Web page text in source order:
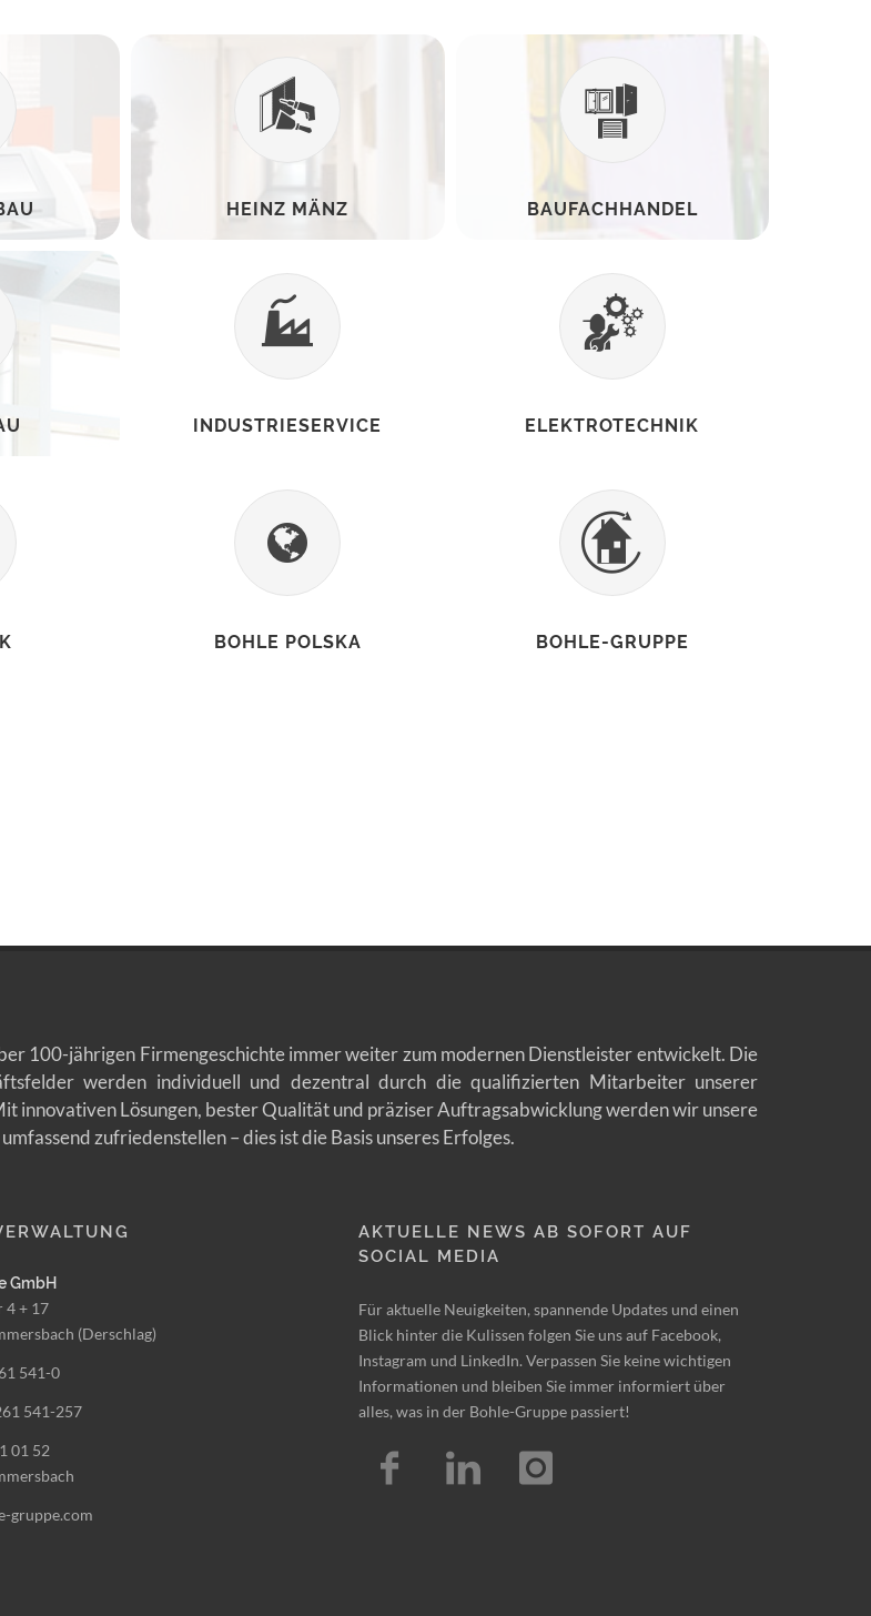
HEINZ MÄNZ BAUFACHHANDEL
INDUSTRIESERVICE ELEKTROTECHNIK
BOHLE POLSKA BOHLE-GRUPPE
100-jährigen Firmengeschichte immer weiter zum modernen Dienstleister entwickelt. Die
werden individuell und dezentral durch die qualifizierten Mitarbeiter unserer
innovativen Lösungen, bester Qualität und präziser Auftragsabwicklung werden wir unsere
zufriedenstellen – dies ist die Basis unseres Erfolges.
GmbH
4 + 17
(Derschlag)
541-0
541-257
01 52
gruppe.com
AKTUELLE NEWS AB SOFORT AUF
SOCIAL MEDIA
Für aktuelle Neuigkeiten, spannende Updates und einen
Blick hinter die Kulissen folgen Sie uns auf Facebook,
Instagram und LinkedIn. Verpassen Sie keine wichtigen
Informationen und bleiben Sie immer informiert über
alles, was in der Bohle-Gruppe passiert!